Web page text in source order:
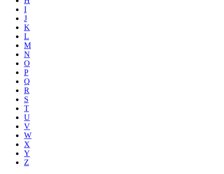
I
J
K
L
M
N
O
P
Q
R
S
T
U
V
W
X
Y
Z